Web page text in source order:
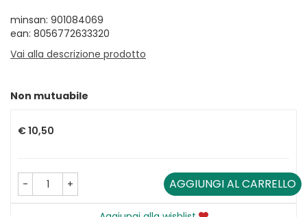
minsan: 901084069
ean: 8056772633320
Vai alla descrizione prodotto
Non mutuabile
€ 10,50
- + AGGIUNGI AL CARRELLO